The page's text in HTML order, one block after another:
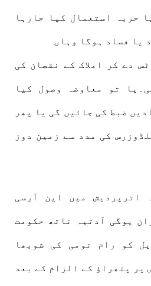
حربہ استعمال کیا جارہا
یا فساد ہوگا وہاں
دے کر املاک کے نقصان کی
تو معاوضہ وصول کیا
ضبط کی جائیں گی یا پھر
کی مدد سے زمین دوز
اترپردیش میں این آرسی
یوگی آدتیہ ناتھ حکومت
10 اپریل کو رام نومی کی شوبھا
پر پتھراؤ کے الزام کے بعد